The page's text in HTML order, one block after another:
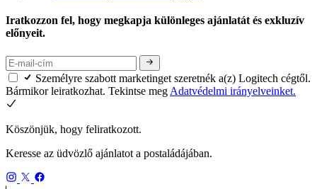
Iratkozzon fel, hogy megkapja különleges ajánlatát és exkluzív
előnyeit.
Személyre szabott marketinget szeretnék a(z) Logitech cégtől.
Bármikor leiratkozhat. Tekintse meg Adatvédelmi irányelveinket.
Köszönjük, hogy feliratkozott.
Keresse az üdvözlő ajánlatot a postaládájában.